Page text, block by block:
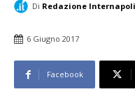
Di Redazione Internapoli
6 Giugno 2017
Facebook